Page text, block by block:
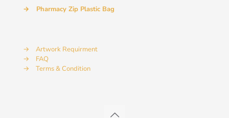
→
Pharmacy Zip Plastic Bag
→
Artwork Requirment
→
FAQ
→
Terms & Condition